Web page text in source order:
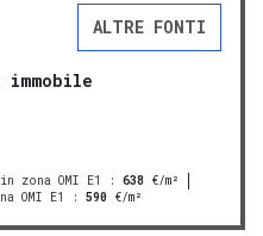
ALTRE FONTI
immobile
zona OMI E1 : 638 €/m²
OMI E1
: 590 €/m²